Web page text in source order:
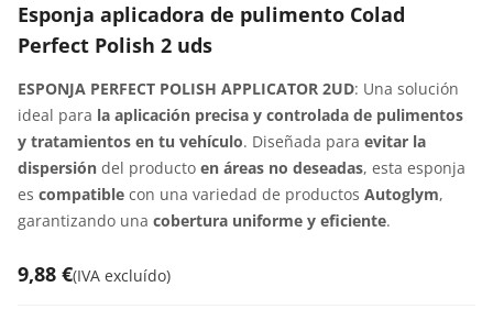
Esponja aplicadora de pulimento Colad
Perfect Polish 2 uds
ESPONJA PERFECT POLISH APPLICATOR 2UD: Una solución
ideal para la aplicación precisa y controlada de pulimentos
y tratamientos en tu vehículo. Diseñada para evitar la
dispersión del producto en áreas no deseadas, esta esponja
es compatible con una variedad de productos Autoglym,
garantizando una cobertura uniforme y eficiente.
9,88 €(IVA excluído)